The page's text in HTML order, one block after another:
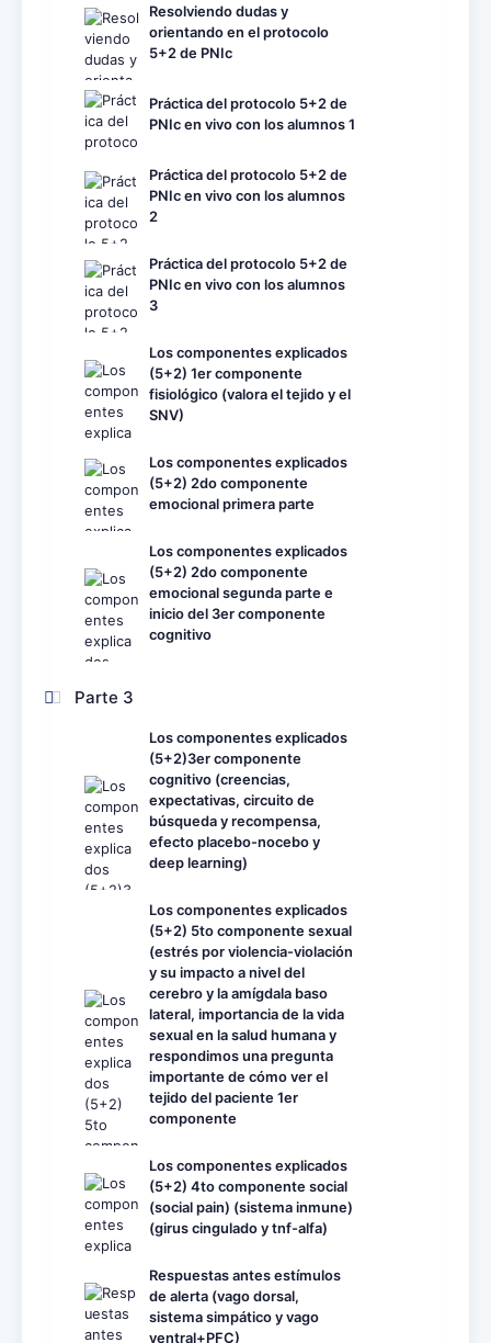
Resolviendo dudas y
orientando en el protocolo
5+2 de PNIc
Práctica del protocolo 5+2 de
PNIc en vivo con los alumnos 1
Práctica del protocolo 5+2 de
PNIc en vivo con los alumnos
2
Práctica del protocolo 5+2 de
PNIc en vivo con los alumnos
3
Los componentes explicados
(5+2) 1er componente
fisiológico (valora el tejido y el
SNV)
Los componentes explicados
(5+2) 2do componente
emocional primera parte
Los componentes explicados
(5+2) 2do componente
emocional segunda parte e
inicio del 3er componente
cognitivo
Parte 3
Los componentes explicados
(5+2)3er componente
cognitivo (creencias,
expectativas, circuito de
búsqueda y recompensa,
efecto placebo-nocebo y
deep learning)
Los componentes explicados
(5+2) 5to componente sexual
(estrés por violencia-violación
y su impacto a nivel del
cerebro y la amígdala baso
lateral, importancia de la vida
sexual en la salud humana y
respondimos una pregunta
importante de cómo ver el
tejido del paciente 1er
componente
Los componentes explicados
(5+2) 4to componente social
(social pain) (sistema inmune)
(girus cingulado y tnf-alfa)
Respuestas antes estímulos
de alerta (vago dorsal,
sistema simpático y vago
ventral+PFC)